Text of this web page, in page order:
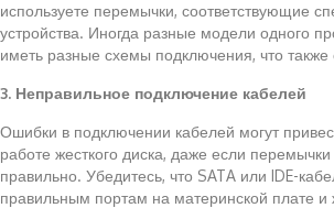
используете перемычки, соответствующие
устройства. Иногда разные модели одного
иметь разные схемы подключения, что также
3. Неправильное подключение кабелей
Ошибки в подключении кабелей могут
работе жесткого диска, даже если
правильно. Убедитесь, что SATA или IDE-
правильным портам на материнской плате и